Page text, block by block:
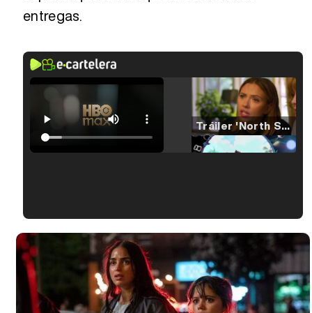
entregas.
Tráiler 'North Star' (2023)
Tráiler Oficial en VOSE 'The Audacity'